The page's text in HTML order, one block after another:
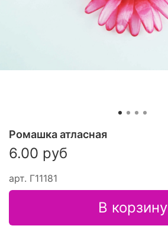
арт. Г11181
Ромашка атласная
6.00 руб
В корзину